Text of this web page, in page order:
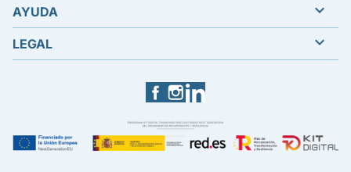
Facebook
AYUDA 
LEGAL 